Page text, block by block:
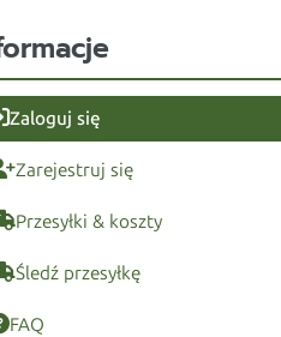
Zaloguj się
Zarejestruj się
Przesyłki & koszty
Śledź przesyłkę
FAQ